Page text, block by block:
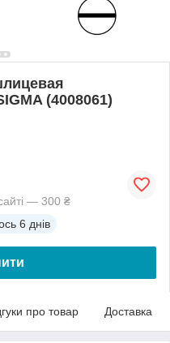
(4008061)
— 300 ₴
6 днів
про товар Доставка